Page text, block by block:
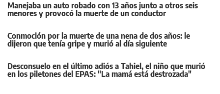
Manejaba un auto robado con 13 años junto a otros seis
menores y provocó la muerte de un conductor
Conmoción por la muerte de una nena de dos años: le
dijeron que tenía gripe y murió al día siguiente
Desconsuelo en el último adiós a Tahiel, el niño que murió
en los piletones del EPAS: "La mamá está destrozada"